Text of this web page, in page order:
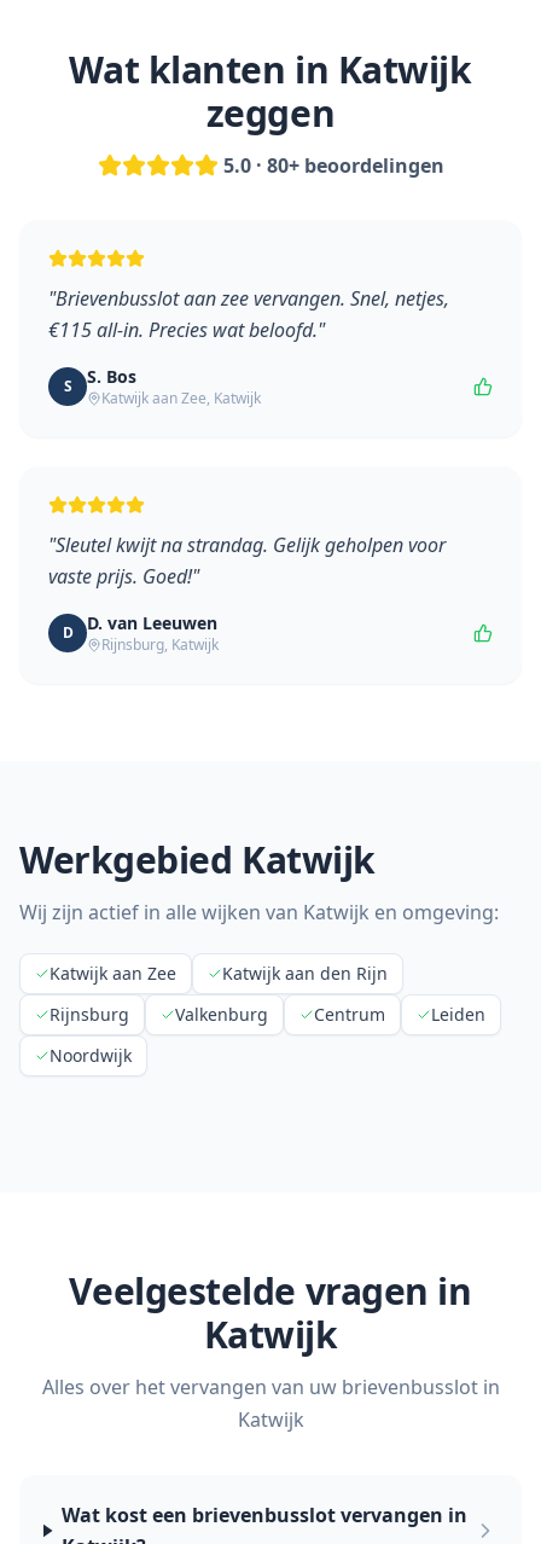
Wat klanten in Katwijk
zeggen
5.0 · 80+ beoordelingen
"Brievenbusslot aan zee vervangen. Snel, netjes,
€115 all-in. Precies wat beloofd."
S S. Bos
Katwijk aan Zee, Katwijk
"Sleutel kwijt na strandag. Gelijk geholpen voor
vaste prijs. Goed!"
D D. van Leeuwen
Rijnsburg, Katwijk
Werkgebied Katwijk
Wij zijn actief in alle wijken van Katwijk en omgeving:
Katwijk aan Zee
Katwijk aan den Rijn
Rijnsburg
Valkenburg Centrum
Leiden
Noordwijk
Veelgestelde vragen in
Katwijk
Alles over het vervangen van uw brievenbusslot in
Katwijk
Wat kost een brievenbusslot vervangen in